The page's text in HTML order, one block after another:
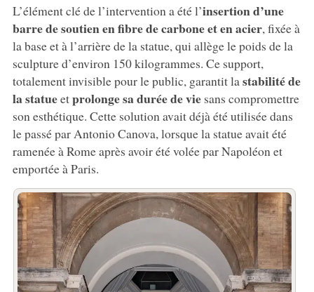
L’élément clé de l’intervention a été l’insertion d’une
barre de soutien en fibre de carbone et en acier, fixée à
la base et à l’arrière de la statue, qui allège le poids de la
sculpture d’environ 150 kilogrammes. Ce support,
totalement invisible pour le public, garantit la stabilité de
la statueetprolonge sa durée de vie sans compromettre
son esthétique. Cette solution avait déjà été utilisée dans
le passé par Antonio Canova, lorsque la statue avait été
ramenée à Rome après avoir été volée par Napoléon et
emportée à Paris.